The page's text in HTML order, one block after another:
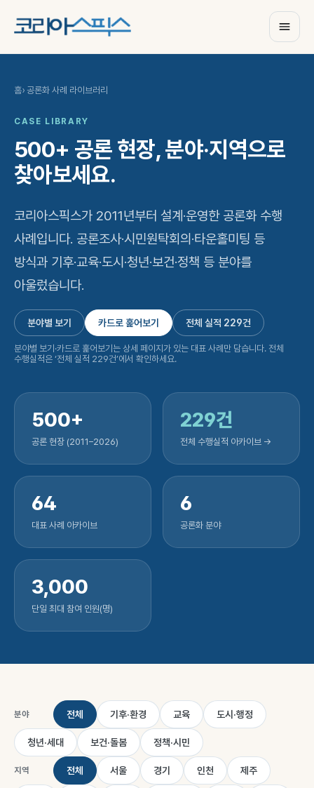
홈› 공론화 사례 라이브러리
CASE LIBRARY
500+ 공론 현장,분야·지역으로
찾아보세요.
코리아스픽스가 2011년부터 설계·운영한 공론화 수행
사례입니다. 공론조사·시민원탁회의·타운홀미팅 등
방식과 기후·교육·도시·청년·보건·정책 등 분야를
아울렀습니다.
분야별 보기 카드로 훑어보기 전체 실적 229건
분야별 보기·카드로 훑어보기는 상세 페이지가 있는 대표 사례만 담습니다. 전체
수행실적은 ‘전체 실적 229건’에서 확인하세요.
500+
공론 현장 (2011–2026)
229건
전체 수행실적 아카이브 →
64
대표 사례 아카이브
6
공론화 분야
3,000
단일 최대 참여 인원(명)
분야 전체 기후·환경 교육 도시·행정
청년·세대 보건·돌봄 정책·시민
지역 전체 서울 경기 인천 제주